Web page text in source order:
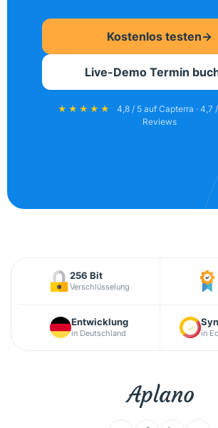
Kostenlos testen→
Live-Demo Termin
★★★★★
4,8 / 5 auf Capterra · 4,7
Reviews
256 Bit
Verschlüsselung
Entwicklung
in Deutschland in